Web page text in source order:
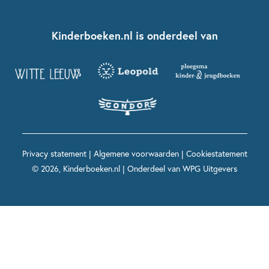
Kinderboeken diversiteit
Grappige kinderboeken
Spannende kinderboeken
Boekentips 12+ jaar
Voor volwassenen
Spekkie en Sproet
Maxi & Helium
Voor het onderwijs
Kinderboeken.nl is onderdeel van
Privacy statement| Algemene voorwaarden| Cookiestatement
© 2026, Kinderboeken.nl | Onderdeel van WPG Uitgevers